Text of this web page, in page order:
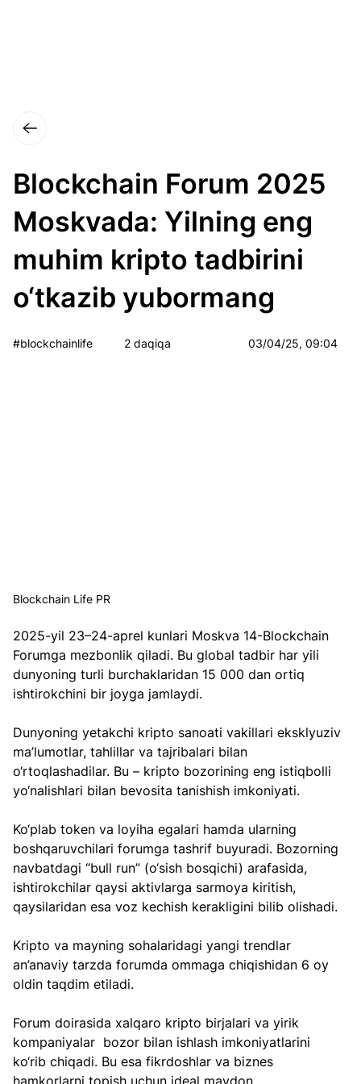
Blockchain Forum 2025
Moskvada: Yilning eng
muhim kripto tadbirini
o‘tkazib yubormang
#blockchainlife 2 daqiqa 03/04/25, 09:04
Blockchain Life PR
2025-yil 23–24-aprel kunlari Moskva 14-Blockchain
Forumga mezbonlik qiladi. Bu global tadbir har yili
dunyoning turli burchaklaridan 15 000 dan ortiq
ishtirokchini bir joyga jamlaydi.
Dunyoning yetakchi kripto sanoati vakillari eksklyuziv
ma’lumotlar, tahlillar va tajribalari bilan
o‘rtoqlashadilar. Bu – kripto bozorining eng istiqbolli
yo‘nalishlari bilan bevosita tanishish imkoniyati.
Ko‘plab token va loyiha egalari hamda ularning
boshqaruvchilari forumga tashrif buyuradi. Bozorning
navbatdagi “bull run” (o‘sish bosqichi) arafasida,
ishtirokchilar qaysi aktivlarga sarmoya kiritish,
qaysilaridan esa voz kechish kerakligini bilib olishadi.
Kripto va mayning sohalaridagi yangi trendlar
an’anaviy tarzda forumda ommaga chiqishidan 6 oy
oldin taqdim etiladi.
Forum doirasida xalqaro kripto birjalari va yirik
kompaniyalar  bozor bilan ishlash imkoniyatlarini
ko‘rib chiqadi. Bu esa fikrdoshlar va biznes